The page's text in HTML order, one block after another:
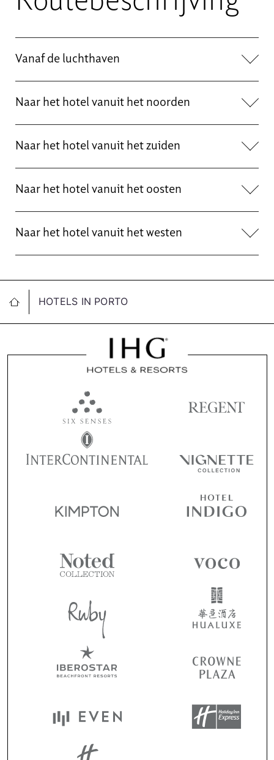
Vanaf de luchthaven
Naar het hotel vanuit het noorden
Naar het hotel vanuit het zuiden
Naar het hotel vanuit het oosten
Naar het hotel vanuit het westen
HOTELS IN PORTO